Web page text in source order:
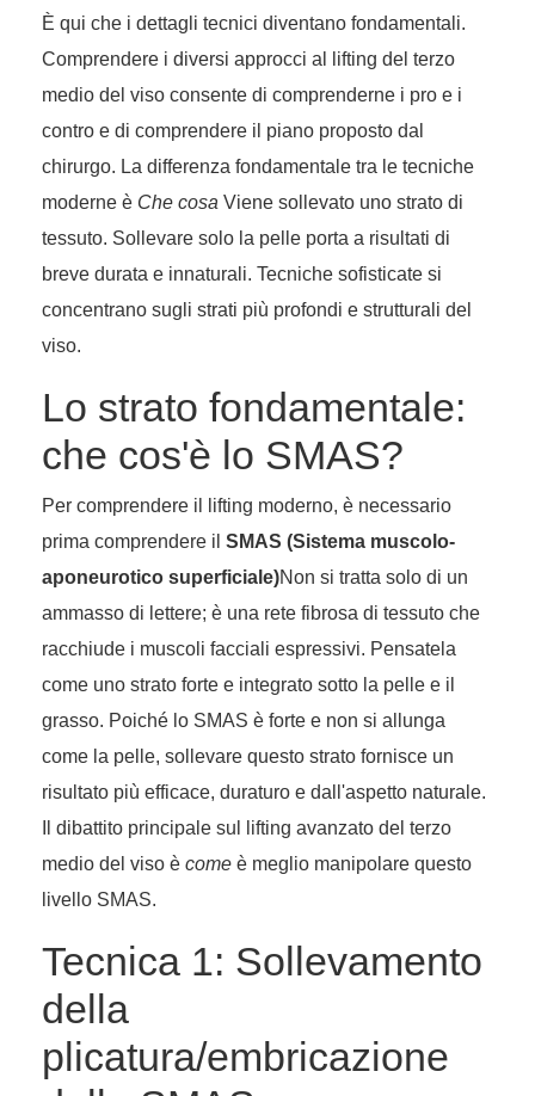
È qui che i dettagli tecnici diventano fondamentali.
Comprendere i diversi approcci al lifting del terzo
medio del viso consente di comprenderne i pro e i
contro e di comprendere il piano proposto dal
chirurgo. La differenza fondamentale tra le tecniche
moderne è Che cosa Viene sollevato uno strato di
tessuto. Sollevare solo la pelle porta a risultati di
breve durata e innaturali. Tecniche sofisticate si
concentrano sugli strati più profondi e strutturali del
viso.
Lo strato fondamentale:
che cos'è lo SMAS?
Per comprendere il lifting moderno, è necessario
prima comprendere il SMAS (Sistema muscolo-
aponeurotico superficiale)Non si tratta solo di un
ammasso di lettere; è una rete fibrosa di tessuto che
racchiude i muscoli facciali espressivi. Pensatela
come uno strato forte e integrato sotto la pelle e il
grasso. Poiché lo SMAS è forte e non si allunga
come la pelle, sollevare questo strato fornisce un
risultato più efficace, duraturo e dall'aspetto naturale.
Il dibattito principale sul lifting avanzato del terzo
medio del viso è come è meglio manipolare questo
livello SMAS.
Tecnica 1: Sollevamento
della
plicatura/embricazione